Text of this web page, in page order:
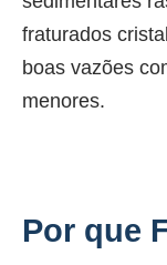
fraturados
boas vazões
menores.
Por que